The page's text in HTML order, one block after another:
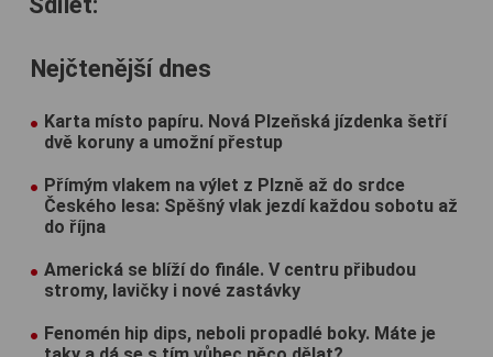
Nejčtenější dnes
Karta místo papíru. Nová Plzeňská jízdenka šetří
dvě koruny a umožní přestup
Přímým vlakem na výlet z Plzně až do srdce
Českého lesa: Spěšný vlak jezdí každou sobotu až
do října
Americká se blíží do finále. V centru přibudou
stromy, lavičky i nové zastávky
Fenomén hip dips, neboli propadlé boky. Máte je